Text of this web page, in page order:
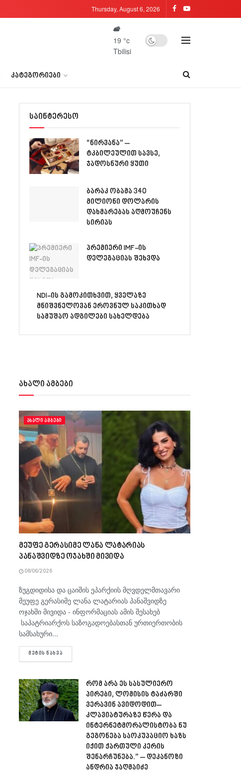
Thursday, August 6, 2026
19 °c
Tbilisi
ᲙᲐᲢᲔᲒᲝᲠᲘᲔᲑᲘ
საინტერესო
“ნირვანა” –
ტკბილეულით სავსე,
ჯადოსნური ყუთი
ბარაკ ობამა 340
მილიონი დოლარის
დახმარებას აღმოუჩენს
სირიას
პრემიერი IMF-ის
დელეგაციას შეხვდა
NDI-ის გამოკითხვით, ყველაზე
მნიშვნელოვან ეროვნულ საკითხად
სამუშაო ადგილები სახელდება
ახალი ამბები
ᲐᲮᲐᲚᲘ ᲐᲛᲑᲔᲑᲘ
მეუფე გერასიმე ლანა ლატარიას
პანაშვიდზე ოჯახში მივიდა
08/06/2026
ზუგდიდისა და ცაიშის ეპარქიის მღვდელმთავარი
მეუფე გერასიმე ლანა ლატარიას პანაშვიდზე
ოჯახში მივიდა - ინფორმაციას ამის შესახებ
საპატრიარქოს საზოგადოებასთან ურთიერთობის
სამსახური...
ᲛᲔᲢᲘᲡ ᲜᲐᲮᲕᲐ
რომ არა ეს სასულიერო
პირები, ლომისის ტაძარში
ვერავინ ავიდოდით–
კლავიატურაზე წერა და
ინტერნეტმორალისტობა ნუ
გეგონება საოკუპაციო ხაზს
იქით ქართული კერის
შენარჩუნება.” – დეკანოზი
ანდრია ჯაღმაიძე